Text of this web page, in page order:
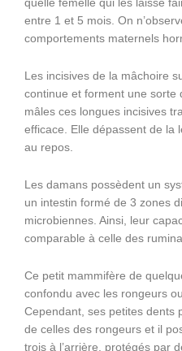
quelle femelle qui les laisse
entre 1 et 5 mois. On
comportements maternels
Les incisives de la mâchoire
continue et forment une sorte
mâles ces longues incisives
efficace. Elle dépassent de la
au repos.
Les damans possèdent un
un intestin formé de 3 zones
microbiennes. Ainsi, leur
comparable à celle des
Ce petit mammifère de
confondu avec les rongeurs
Cependant, ses petites dents
de celles des rongeurs et il
trois à l’arrière, protégés par